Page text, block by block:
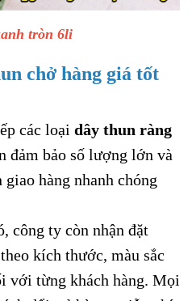
tròn 6li
chở hàng giá tốt
các loại dây thun ràng
đảm bảo số lượng lớn và
hàng nhanh chóng
công ty còn nhận đặt
theo kích thước, màu sắc
với từng khách hàng. Mọi